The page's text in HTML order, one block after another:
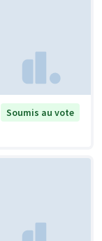
Soumis au vote